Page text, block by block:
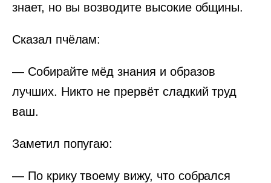
знает, но вы возводите высокие общины.
Сказал пчёлам:
— Собирайте мёд знания и образов
лучших. Никто не прервёт сладкий труд
ваш.
Заметил попугаю:
— По крику твоему вижу, что собрался